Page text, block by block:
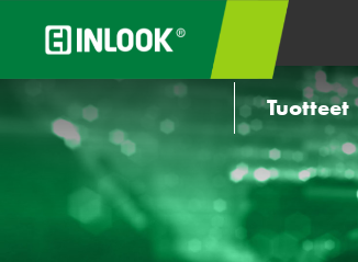
Tuotteet